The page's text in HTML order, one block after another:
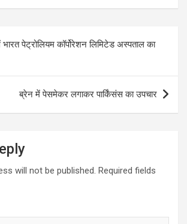
पेट्रोलियम कॉर्पोरेशन लिमिटेड अस्पताल का
ब्रेन में पेसमेकर लगाकर पार्किंसंस का उपचार
will not be published. Required fields